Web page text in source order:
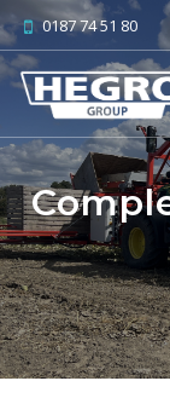
0187 74 51 80